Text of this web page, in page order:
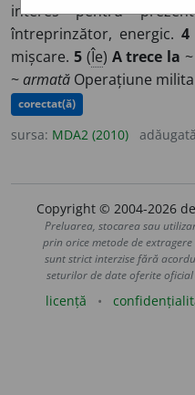
interes pentru
întreprinzător, energic.4
mișcare. 5(Îe) A trece la
~armată Operațiune
corectat(ă)
sursa: MDA2 (2010)
Copyright © 2004-2026
Preluarea, stocarea sau
prin orice metode de
sunt strict interzise fără
seturilor de date oferite
licență